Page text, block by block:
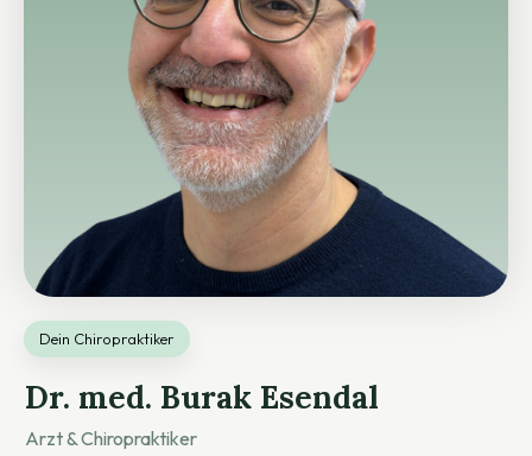
Dein Chiropraktiker
Dr. med. Burak Esendal
Arzt & Chiropraktiker